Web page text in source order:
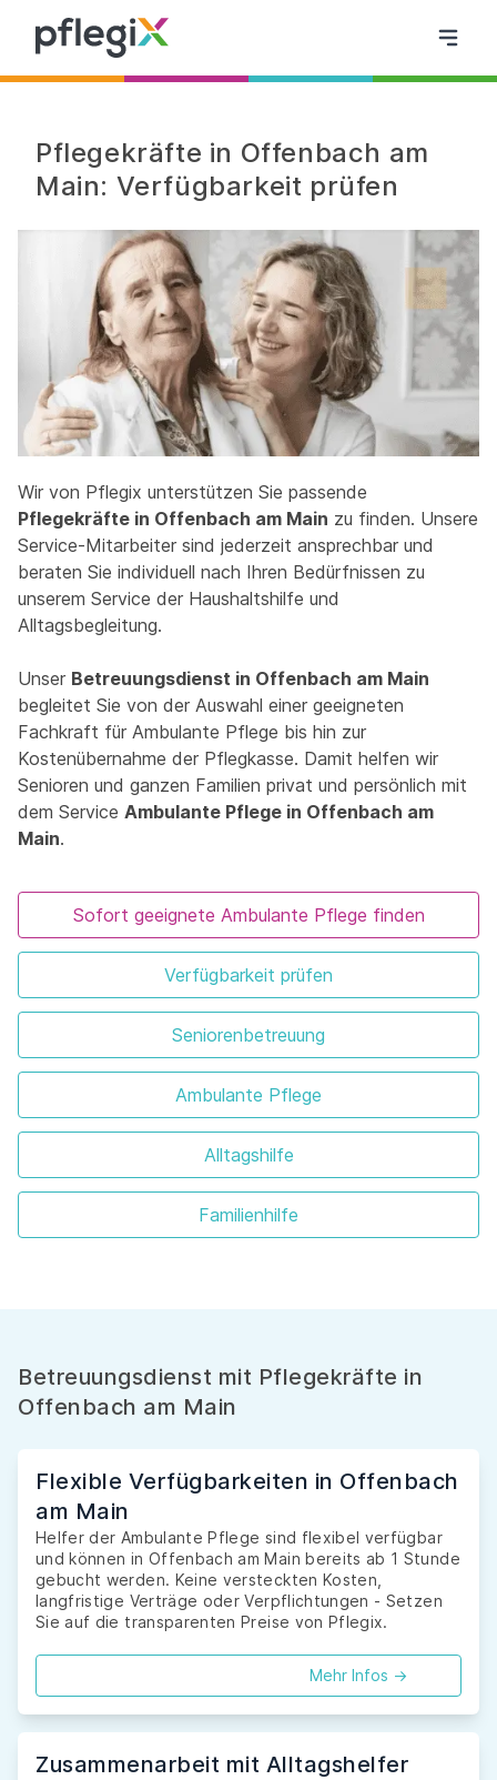
Pflegekräfte in Offenbach am
Main: Verfügbarkeit prüfen
Wir von Pflegix unterstützen Sie passende
Pflegekräfte in Offenbach am Main zu finden. Unsere
Service-Mitarbeiter sind jederzeit ansprechbar und
beraten Sie individuell nach Ihren Bedürfnissen zu
unserem Service der Haushaltshilfe und
Alltagsbegleitung.
Unser Betreuungsdienst in Offenbach am Main
begleitet Sie von der Auswahl einer geeigneten
Fachkraft für Ambulante Pflege bis hin zur
Kostenübernahme der Pflegkasse. Damit helfen wir
Senioren und ganzen Familien privat und persönlich mit
dem Service Ambulante Pflege in Offenbach am
Main.
Sofort geeignete Ambulante Pflege finden
Verfügbarkeit prüfen
Seniorenbetreuung
Ambulante Pflege
Alltagshilfe
Familienhilfe
Betreuungsdienst mit Pflegekräfte in
Offenbach am Main
Flexible Verfügbarkeiten in Offenbach
am Main
Helfer der Ambulante Pflege sind flexibel verfügbar
und können in Offenbach am Main bereits ab 1 Stunde
gebucht werden. Keine versteckten Kosten,
langfristige Verträge oder Verpflichtungen - Setzen
Sie auf die transparenten Preise von Pflegix.
Mehr Infos ->
Zusammenarbeit mit Alltagshelfer